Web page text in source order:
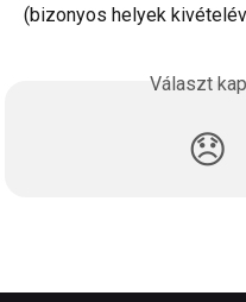
(bizonyos helyek
Választ
😞